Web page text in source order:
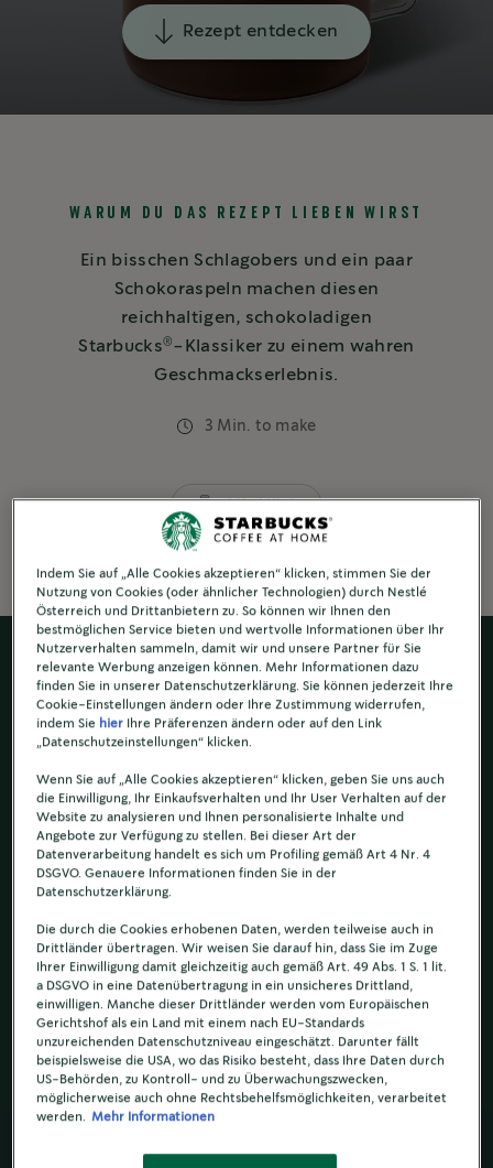
Rezept entdecken
WARUM DU DAS REZEPT LIEBEN WIRST
Ein bisschen Schlagobers und ein paar
Schokoraspeln machen diesen
reichhaltigen, schokoladigen
Starbucks® -Klassiker zu einem wahren
Geschmackserlebnis.
3 Min. to make
Mit Milch
Indem Sie auf „Alle Cookies akzeptieren“ klicken, stimmen Sie der
Nutzung von Cookies (oder ähnlicher Technologien) durch Nestlé
Österreich und Drittanbietern zu. So können wir Ihnen den
bestmöglichen Service bieten und wertvolle Informationen über Ihr
Nutzerverhalten sammeln, damit wir und unsere Partner für Sie
relevante Werbung anzeigen können. Mehr Informationen dazu
finden Sie in unserer Datenschutzerklärung. Sie können jederzeit Ihre
Cookie-Einstellungen ändern oder Ihre Zustimmung widerrufen,
indem Sie hier Ihre Präferenzen ändern oder auf den Link
„Datenschutzeinstellungen“ klicken.
Wenn Sie auf „Alle Cookies akzeptieren“ klicken, geben Sie uns auch
die Einwilligung, Ihr Einkaufsverhalten und Ihr User Verhalten auf der
Website zu analysieren und Ihnen personalisierte Inhalte und
Angebote zur Verfügung zu stellen. Bei dieser Art der
Datenverarbeitung handelt es sich um Profiling gemäß Art 4 Nr. 4
DSGVO. Genauere Informationen finden Sie in der
Datenschutzerklärung.
Die durch die Cookies erhobenen Daten, werden teilweise auch in
Drittländer übertragen. Wir weisen Sie darauf hin, dass Sie im Zuge
Ihrer Einwilligung damit gleichzeitig auch gemäß Art. 49 Abs. 1 S. 1 lit.
a DSGVO in eine Datenübertragung in ein unsicheres Drittland,
einwilligen. Manche dieser Drittländer werden vom Europäischen
Gerichtshof als ein Land mit einem nach EU-Standards
unzureichenden Datenschutzniveau eingeschätzt. Darunter fällt
beispielsweise die USA, wo das Risiko besteht, dass Ihre Daten durch
US-Behörden, zu Kontroll- und zu Überwachungszwecken,
möglicherweise auch ohne Rechtsbehelfsmöglichkeiten, verarbeitet
werden.
Mehr Informationen